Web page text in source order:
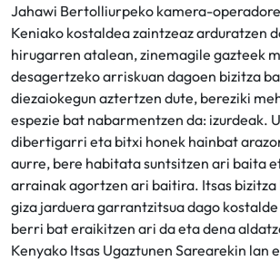
Jahawi Bertolliurpeko kamera-
Keniako kostaldea zaintzeaz arduratzen
hirugarren atalean, zinemagile gazteek
desagertzeko arriskuan dagoen bizitza
diezaiokegun aztertzen dute, bereziki
espezie bat nabarmentzen da: izurdeak.
dibertigarri eta bitxi honek hainbat
aurre, bere habitata suntsitzen ari baita
arrainak agortzen ari baitira. Itsas
giza jarduera garrantzitsua dago
berri bat eraikitzen ari da eta dena
Kenyako Itsas Ugaztunen Sarearekin lan